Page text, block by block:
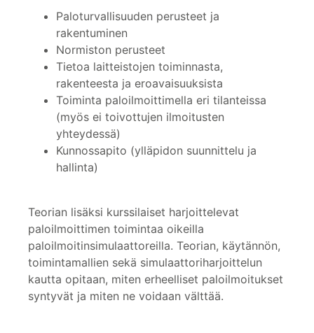
Paloturvallisuuden perusteet ja
rakentuminen
Normiston perusteet
Tietoa laitteistojen toiminnasta,
rakenteesta ja eroavaisuuksista
Toiminta paloilmoittimella eri tilanteissa
(myös ei toivottujen ilmoitusten
yhteydessä)
Kunnossapito (ylläpidon suunnittelu ja
hallinta)
Teorian lisäksi kurssilaiset harjoittelevat
paloilmoittimen toimintaa oikeilla
paloilmoitinsimulaattoreilla. Teorian, käytännön,
toimintamallien sekä simulaattoriharjoittelun
kautta opitaan, miten erheelliset paloilmoitukset
syntyvät ja miten ne voidaan välttää.